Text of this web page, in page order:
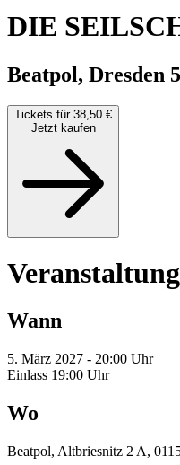
DIE
Beatpol, Dresden
Tickets für 38,50 €
Jetzt kaufen
Wann
5. März 2027 - 20:00 Uhr
Einlass 19:00 Uhr
Wo
Beatpol, Altbriesnitz 2 A,